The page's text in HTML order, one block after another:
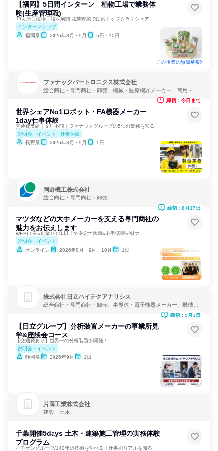
【福岡】5日間インターン 植物工場で業務体
験(生産管理職)
13ヵ所に植物工場を展開 発芽野菜で国内トップクラスシェア
インターンシップ
福岡県
2026年8月・9月 5日～10日
この企業の類似募集
ファナックパートロニクス株式会社
総合商社・専門商社・卸売、機械・医療機器メーカー、商用・産
世界シェアNo1ロボット・FA機器メーカー
1day仕事体験
交通費支給｜文理不問｜ファナックグループの5つの業務を知る
説明会・イベント
仕事体験
長野県
2026年8月・9月 1日
締切：今日まで
岡野機工株式会社
総合商社・専門商社・卸売
マツダなどの大手メーカーを支える専門商社の
魅力をお伝えします
WEB60分○創業100年以上で安定性抜群○若手活躍が魅力
説明会・イベント
オンライン
2026年8月・9月・10月 1日
締切：8月17日
株式会社日立ハイテクアナリシス
総合商社・専門商社・卸売、半導体・電子機器メーカー、機械・
【日立グループ】分析装置メーカーの事業所見
学&座談会コース
【交通費あり】世界一の分析装置を開発！
説明会・イベント
静岡県
2026年9月 1日
締切：9月3日
片岡工業株式会社
建設・土木
千葉開催5days 土木・建築施工管理の実務体験
プログラム
イチケングループ/140年の技術を学べる！仕事のリアルを知る